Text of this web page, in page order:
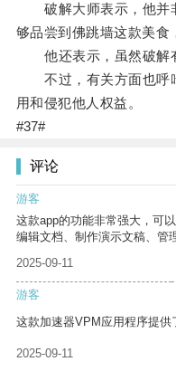
破解大师表示，他并
够品尝到佛跳墙这款美食
他还表示，虽然破解有
不过，有关方面也呼
用和侵犯他人权益。
#37#
评论
游客
这款app的功能非常强大，可
编辑文档、制作演示文稿、管
2025-09-11
游客
这款加速器VPM应用程序提供
2025-09-11